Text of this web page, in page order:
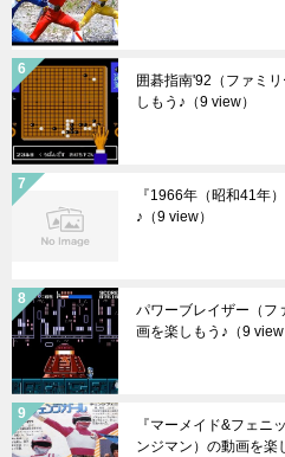
囲碁指南'92（ファミ
しもう♪ （9 view）
『1966年（昭和41年
♪ （9 view）
パワーブレイザー（フ
画を楽しもう♪ （9 view
『マーメイド&フェニ
ンジマン）の動画を楽